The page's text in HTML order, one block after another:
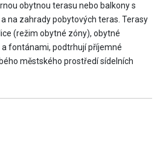
obytnou terasu nebo balkony s
na zahrady pobytových teras. Terasy
(režim obytné zóny), obytné
fontánami, podtrhují příjemné
městského prostředí sídelních